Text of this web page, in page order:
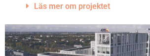
Läs mer om projektet